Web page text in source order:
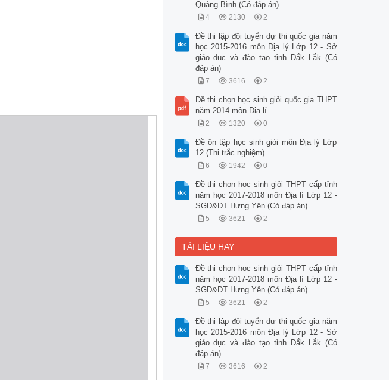
Quảng Bình (Có đáp án)
4 2130 2
Đề thi lập đội tuyển dự thi quốc gia năm
học 2015-2016 môn Địa lý Lớp 12 - Sở
giáo dục và đào tạo tỉnh Đắk Lắk (Có
đáp án)
7 3616 2
Đề thi chọn học sinh giỏi quốc gia THPT
năm 2014 môn Địa lí
2 1320 0
Đề ôn tập học sinh giỏi môn Địa lý Lớp
12 (Thi trắc nghiệm)
6 1942 0
Đề thi chọn học sinh giỏi THPT cấp tỉnh
năm học 2017-2018 môn Địa lí Lớp 12 -
SGD&ĐT Hưng Yên (Có đáp án)
5 3621 2
TÀI LIỆU HAY
Đề thi chọn học sinh giỏi THPT cấp tỉnh
năm học 2017-2018 môn Địa lí Lớp 12 -
SGD&ĐT Hưng Yên (Có đáp án)
5 3621 2
Đề thi lập đội tuyển dự thi quốc gia năm
học 2015-2016 môn Địa lý Lớp 12 - Sở
giáo dục và đào tạo tỉnh Đắk Lắk (Có
đáp án)
7 3616 2